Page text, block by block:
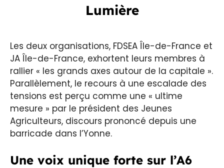
Lumière
Les deux organisations, FDSEA Île-de-France et
JA Île-de-France, exhortent leurs membres à
rallier « les grands axes autour de la capitale ».
Parallèlement, le recours à une escalade des
tensions est perçu comme une « ultime
mesure » par le président des Jeunes
Agriculteurs, discours prononcé depuis une
barricade dans l’Yonne.
Une voix unique forte sur l’A6